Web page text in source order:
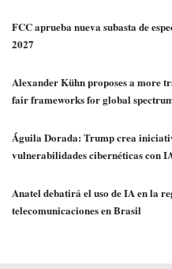
FCC aprueba nueva subasta de
2027
Alexander Kühn proposes a more
fair frameworks for global
Águila Dorada: Trump crea
vulnerabilidades cibernéticas con
Anatel debatirá el uso de IA en la
telecomunicaciones en Brasil